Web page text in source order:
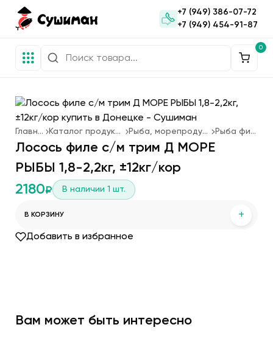
+7 (949) 386-07-72
+7 (949) 454-91-87
0
Главная Каталог продукции Рыба, морепродукты Рыба филе
Лосось филе с/м трим Д МОРЕ
РЫБЫ 1,8-2,2кг, ±12кг/кор
2180₽ В наличии 1 шт.
В КОРЗИНУ +
Добавить в избранное
Вам может быть интересно